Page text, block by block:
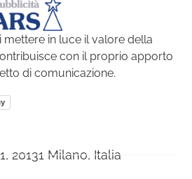
in luce il valore della
con il proprio apporto
di comunicazione.
20131 Milano, Italia